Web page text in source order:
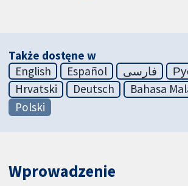
Także dostęne w
English
Español فارسی
Hrvatski
Deutsch Bahasa
Polski
Wprowadzenie